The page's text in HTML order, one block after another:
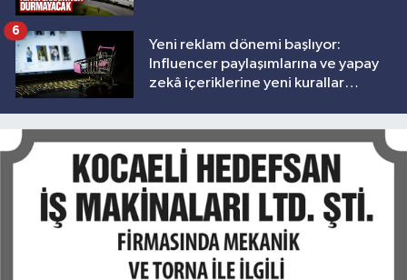
Yeni reklam dönemi başlıyor:
Influencer paylaşımlarına ve yapay
zekâ içeriklerine yeni kurallar
6